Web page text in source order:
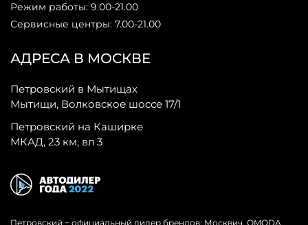
АДРЕСА В МОСКВЕ
Петровский в Мытищах
Мытищи, Волковское шоссе 17/1
Петровский на Каширке
МКАД, 23 км, вл 3
Режим работы: 9.00-21.00
Сервисные центры: 7.00-21.00
Петровский − официальный дилер брендов: Москвич, OMODA,